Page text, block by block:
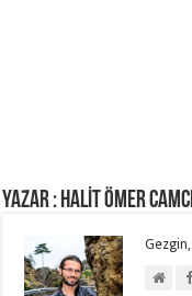
Yazar : HALİT ÖMER
Gezgin,